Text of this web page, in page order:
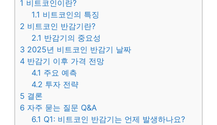
1 비트코인이란?
1.1 비트코인의 특징
2 비트코인 반감기란?
2.1 반감기의 중요성
3 2025년 비트코인 반감기 날짜
4 반감기 이후 가격 전망
4.1 주요 예측
4.2 투자 전략
5 결론
6 자주 묻는 질문 Q&A
6.1 Q1: 비트코인 반감기는 언제 발생하나요?